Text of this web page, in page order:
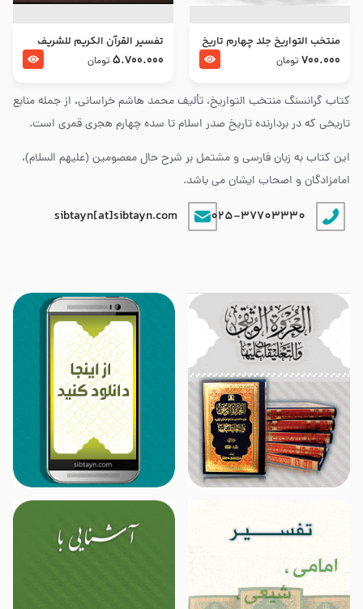
کتاب گرانسنگ منتخب التواريخ، تألیف محمد هاشم خراسانی، از جمله منابع
تاریخی که در بردارنده تاریخ صدر اسلام تا سده چهارم هجری قمری است.
این کتاب به زبان فارسی و مشتمل بر شرح حال معصومین (علیهم السلام)،
امامزادگان و اصحاب ایشان می باشد.
025-37703330
sibtayn[at]sibtayn.com
منتخب التواریخ جلد چهارم تاریخ
امام زین العابدین و امام محمد
700.000 تومان
تفسير القرآن الكريم للشريف
المرتضي قدس سرّه
5.700.000 تومان